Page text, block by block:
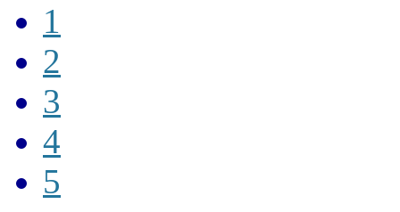
1
2
3
4
5